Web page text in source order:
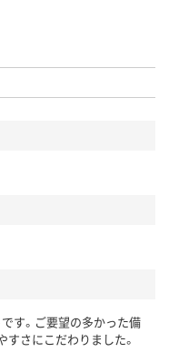
す。ご要望の多かった備
さにこだわりました。